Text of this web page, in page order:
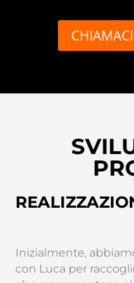
Inizialmente,
con Luca per